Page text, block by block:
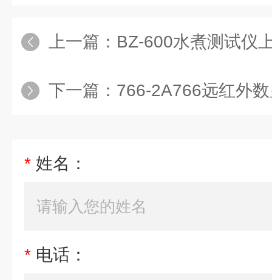
上一篇： BZ-600水煮测试仪上海
下一篇： 766-2A766远红外数显电热
* 姓名：
* 电话：